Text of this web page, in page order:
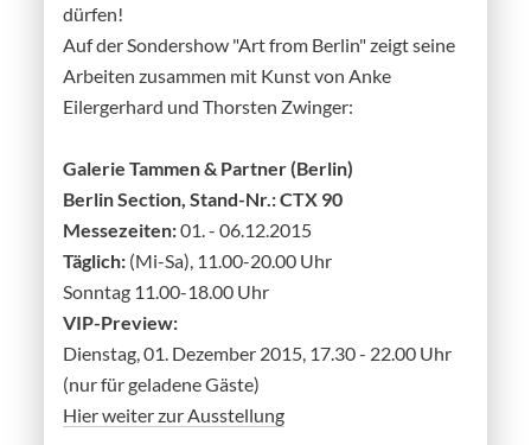
dürfen!
Auf der Sondershow "Art from Berlin" zeigt seine
Arbeiten zusammen mit Kunst von Anke
Eilergerhard und Thorsten Zwinger:
Galerie Tammen & Partner (Berlin)
Berlin Section, Stand-Nr.: CTX 90
Messezeiten:01. - 06.12.2015
Täglich: (Mi-Sa), 11.00-20.00 Uhr
Sonntag 11.00-18.00 Uhr
VIP-Preview:
Dienstag, 01. Dezember 2015, 17.30 - 22.00 Uhr
(nur für geladene Gäste)
Hier weiter zur Ausstellung